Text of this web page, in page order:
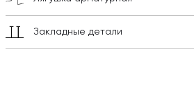
Закладные детали